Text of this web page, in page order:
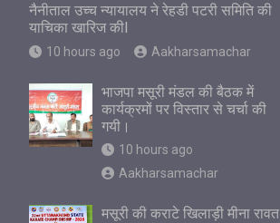
नैनीताल उच्च न्यायालय ने रेहडी पटरी समिति की
याचिका खारिज कीl
10 hours ago Aakharsamachar
भाजपा मसूरी मंडल की बैठक में
कार्यक्रमों पर विस्तार से चर्चा की
गयी।
10 hours ago
Aakharsamachar
मसूरी की कराटे खिलाड़ी मीना रावत